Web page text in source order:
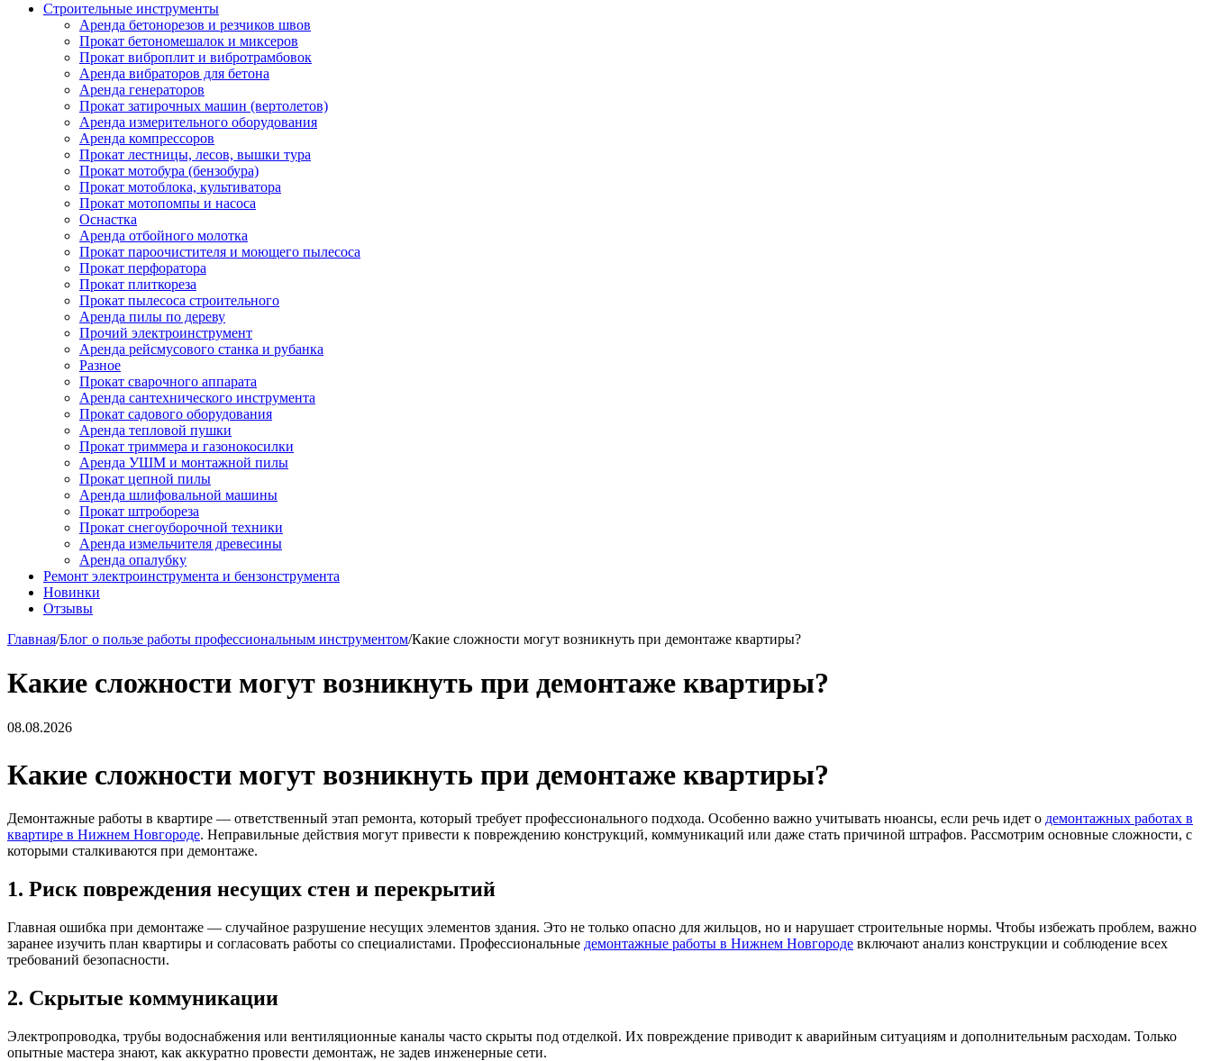
Строительные инструменты
Аренда бетонорезов и резчиков швов
Прокат бетономешалок и миксеров
Прокат виброплит и вибротрамбовок
Аренда вибраторов для бетона
Аренда генераторов
Прокат затирочных машин (вертолетов)
Аренда измерительного оборудования
Аренда компрессоров
Прокат лестницы, лесов, вышки тура
Прокат мотобура (бензобура)
Прокат мотоблока, культиватора
Прокат мотопомпы и насоса
Оснастка
Аренда отбойного молотка
Прокат пароочистителя и моющего пылесоса
Прокат перфоратора
Прокат плиткореза
Прокат пылесоса строительного
Аренда пилы по дереву
Прочий электроинструмент
Аренда рейсмусового станка и рубанка
Разное
Прокат сварочного аппарата
Аренда сантехнического инструмента
Прокат садового оборудования
Аренда тепловой пушки
Прокат триммера и газонокосилки
Аренда УШМ и монтажной пилы
Прокат цепной пилы
Аренда шлифовальной машины
Прокат штробореза
Прокат снегоуборочной техники
Аренда измельчителя древесины
Аренда опалубку
Ремонт электроинструмента и бензонструмента
Новинки
Отзывы
Главная/Блог о пользе работы профессиональным инструментом/Какие сложности могут возникнуть при демонтаже квартиры?
Какие сложности могут возникнуть при демонтаже квартиры?
08.08.2026
Какие сложности могут возникнуть при демонтаже квартиры?
Демонтажные работы в квартире — ответственный этап ремонта, который требует профессионального подхода. Особенно важно учитывать нюансы, если речь идет о демонтажных работах в
квартире в Нижнем Новгороде. Неправильные действия могут привести к повреждению конструкций, коммуникаций или даже стать причиной штрафов. Рассмотрим основные сложности, с
которыми сталкиваются при демонтаже.
1. Риск повреждения несущих стен и перекрытий
Главная ошибка при демонтаже — случайное разрушение несущих элементов здания. Это не только опасно для жильцов, но и нарушает строительные нормы. Чтобы избежать проблем, важно
заранее изучить план квартиры и согласовать работы со специалистами. Профессиональные демонтажные работы в Нижнем Новгороде включают анализ конструкции и соблюдение всех
требований безопасности.
2. Скрытые коммуникации
Электропроводка, трубы водоснабжения или вентиляционные каналы часто скрыты под отделкой. Их повреждение приводит к аварийным ситуациям и дополнительным расходам. Только
опытные мастера знают, как аккуратно провести демонтаж, не задев инженерные сети.